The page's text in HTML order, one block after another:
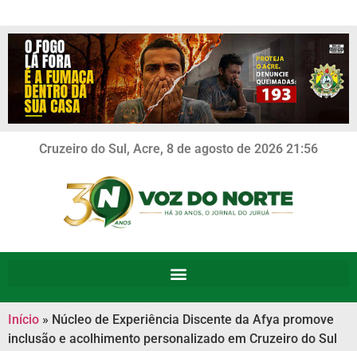
Cruzeiro do Sul, Acre, 8 de agosto de 2026 21:56
Início » Núcleo de Experiência Discente da Afya promove
inclusão e acolhimento personalizado em Cruzeiro do Sul